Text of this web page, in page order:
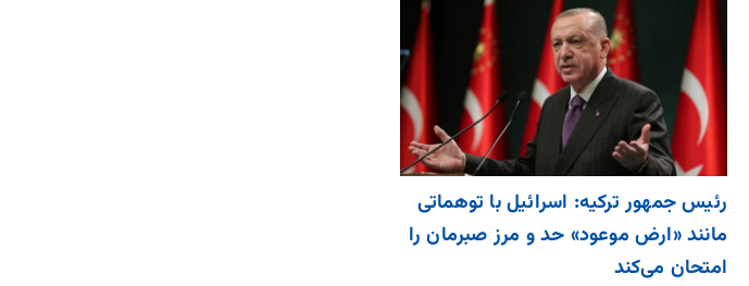
رئیس جمهور ترکیه: اسرائیل با توهماتی
مانند «ارض موعود» حد و مرز صبرمان را
امتحان می‌کند